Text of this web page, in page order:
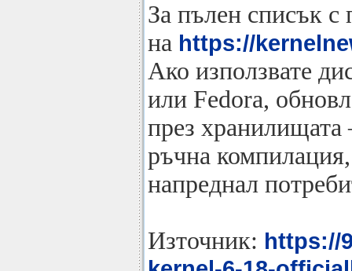
За пълен списък с
на https://
Ако използвате
или Fedora,
през хранилищата
ръчна
напреднал
Източник: https://